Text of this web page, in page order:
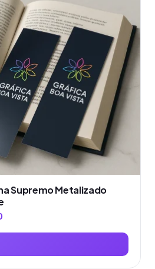
Supremo Metalizado